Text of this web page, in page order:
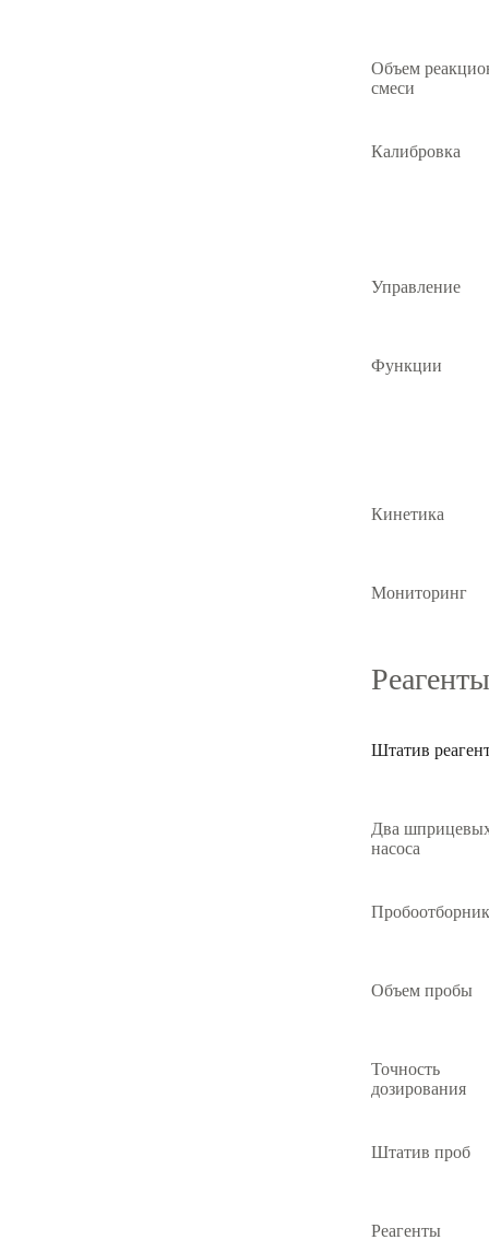
Объем
смеси
Калибровка
Управление
Функции
Кинетика
Мониторинг
Штатив
Два
насоса
Пробоотборник
Объем пробы
Точность
дозирования
Штатив проб
Реагенты